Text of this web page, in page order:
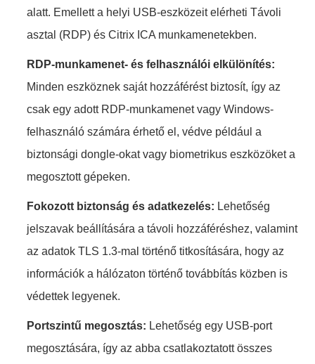
alatt. Emellett a helyi USB-eszközeit elérheti Távoli
asztal (RDP) és Citrix ICA munkamenetekben.
RDP-munkamenet- és felhasználói elkülönítés:
Minden eszköznek saját hozzáférést biztosít, így az
csak egy adott RDP-munkamenet vagy Windows-
felhasználó számára érhető el, védve például a
biztonsági dongle-okat vagy biometrikus eszközöket a
megosztott gépeken.
Fokozott biztonság és adatkezelés: Lehetőség
jelszavak beállítására a távoli hozzáféréshez, valamint
az adatok TLS 1.3-mal történő titkosítására, hogy az
információk a hálózaton történő továbbítás közben is
védettek legyenek.
Portszintű megosztás: Lehetőség egy USB-port
megosztására, így az abba csatlakoztatott összes